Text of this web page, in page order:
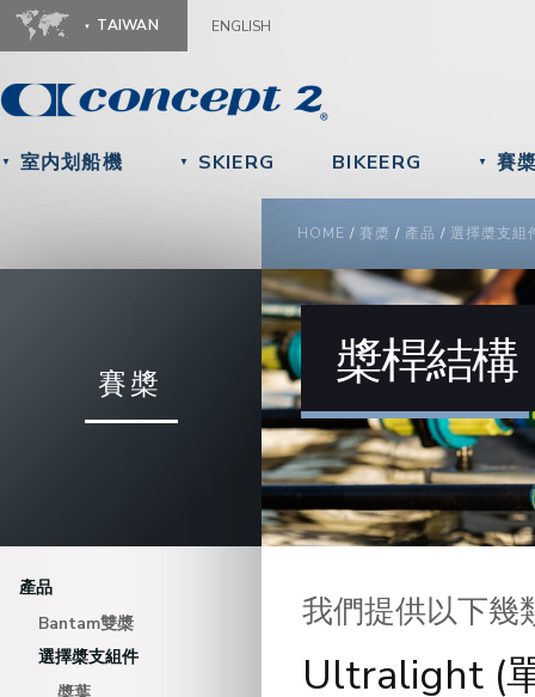
TAIWAN ENGLISH
▼ 室内划船機 ▼ SKIERG BIKEERG ▼ 賽
YOU ARE HERE
HOME / 賽槳 / 產品 / 選擇槳支組
賽槳
產品
Bantam雙槳
選擇槳支組件
槳桿結構
我們提供以下幾
Ultralight (